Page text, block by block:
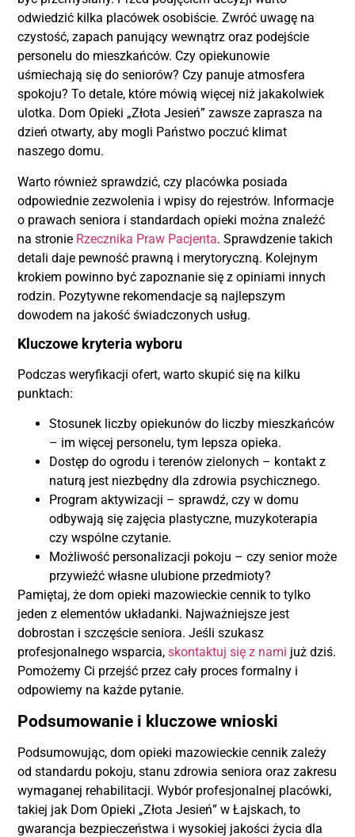
odwiedzić kilka placówek osobiście. Zwróć uwagę na
czystość, zapach panujący wewnątrz oraz podejście
personelu do mieszkańców. Czy opiekunowie
uśmiechają się do seniorów? Czy panuje atmosfera
spokoju? To detale, które mówią więcej niż jakakolwiek
ulotka. Dom Opieki „Złota Jesień” zawsze zaprasza na
dzień otwarty, aby mogli Państwo poczuć klimat
naszego domu.
Warto również sprawdzić, czy placówka posiada
odpowiednie zezwolenia i wpisy do rejestrów. Informacje
o prawach seniora i standardach opieki można znaleźć
na stronie Rzecznika Praw Pacjenta. Sprawdzenie takich
detali daje pewność prawną i merytoryczną. Kolejnym
krokiem powinno być zapoznanie się z opiniami innych
rodzin. Pozytywne rekomendacje są najlepszym
dowodem na jakość świadczonych usług.
Kluczowe kryteria wyboru
Podczas weryfikacji ofert, warto skupić się na kilku
punktach:
Stosunek liczby opiekunów do liczby mieszkańców
– im więcej personelu, tym lepsza opieka.
Dostęp do ogrodu i terenów zielonych – kontakt z
naturą jest niezbędny dla zdrowia psychicznego.
Program aktywizacji – sprawdź, czy w domu
odbywają się zajęcia plastyczne, muzykoterapia
czy wspólne czytanie.
Możliwość personalizacji pokoju – czy senior może
przywieźć własne ulubione przedmioty?
Pamiętaj, że dom opieki mazowieckie cennik to tylko
jeden z elementów układanki. Najważniejsze jest
dobrostan i szczęście seniora. Jeśli szukasz
profesjonalnego wsparcia,skontaktuj się z nami już dziś.
Pomożemy Ci przejść przez cały proces formalny i
odpowiemy na każde pytanie.
Podsumowanie i kluczowe wnioski
Podsumowując, dom opieki mazowieckie cennik zależy
od standardu pokoju, stanu zdrowia seniora oraz zakresu
wymaganej rehabilitacji. Wybór profesjonalnej placówki,
takiej jak Dom Opieki „Złota Jesień” w Łajskach, to
gwarancja bezpieczeństwa i wysokiej jakości życia dla